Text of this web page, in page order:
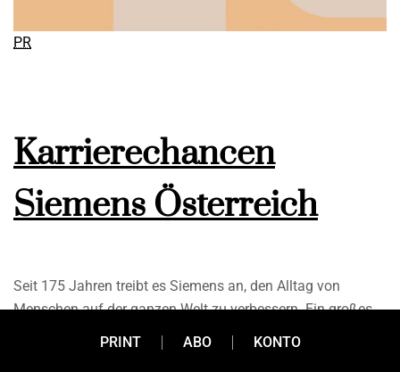
PR
Karrierechancen
Siemens Österreich
Seit 175 Jahren treibt es Siemens an, den Alltag von
Menschen auf der ganzen Welt zu verbessern. Ein großes
Ziel, das ohne ein kompetentes Team wohl kaum zu
erreichen wäre. Gemeinsam arbeitet man hier an
PRINT ABO KONTO